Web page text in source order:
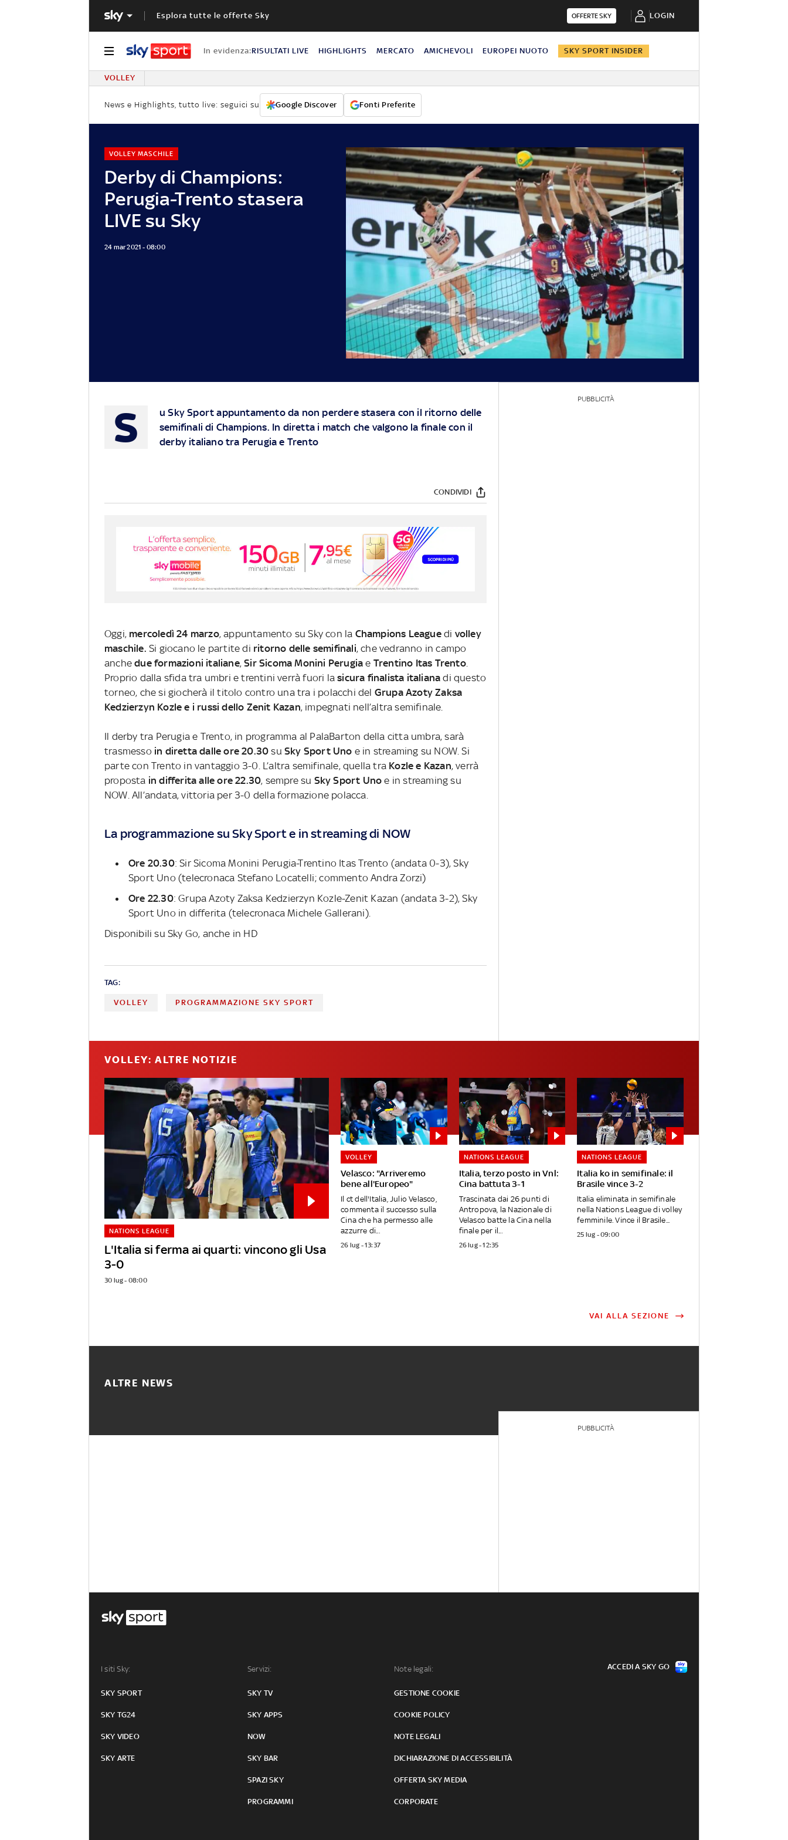
Esplora tutte le offerte Sky OFFERTE SKY LOGIN
In evidenza:RISULTATI LIVE HIGHLIGHTS MERCATO AMICHEVOLI EUROPEI NUOTO SKY SPORT INSIDER
VOLLEY
News e Highlights, tutto live: seguici su Google Discover Fonti Preferite
Derby di Champions:
Perugia-Trento stasera
LIVE su Sky
VOLLEY MASCHILE
24 mar 2021 - 08:00
S
u Sky Sport appuntamento da non perdere stasera con il ritorno delle
semifinali di Champions. In diretta i match che valgono la finale con il
derby italiano tra Perugia e Trento
CONDIVIDI
Oggi, mercoledì 24 marzo, appuntamento su Sky con la Champions Leaguedi volley
maschile. Si giocano le partite di ritorno delle semifinali, che vedranno in campo
anchedue formazioni italiane,Sir Sicoma Monini Perugia e Trentino Itas Trento.
Proprio dalla sfida tra umbri e trentini verrà fuori lasicura finalista italiana di questo
torneo, che si giocherà il titolo contro una tra i polacchi del Grupa Azoty Zaksa
Kedzierzyn Kozle e i russi dello Zenit Kazan, impegnati nell’altra semifinale.
Il derby tra Perugia e Trento, in programma al PalaBarton della citta umbra, sarà
trasmesso in diretta dalle ore 20.30su Sky Sport Uno e in streaming su NOW. Si
parte con Trento in vantaggio 3-0. L’altra semifinale, quella tra Kozle e Kazan, verrà
proposta in differita alle ore 22.30, sempre su Sky Sport Unoe in streaming su
NOW. All’andata, vittoria per 3-0 della formazione polacca.
La programmazione su Sky Sport e in streaming di NOW
Ore 20.30: Sir Sicoma Monini Perugia-Trentino Itas Trento (andata 0-3), Sky
Sport Uno (telecronaca Stefano Locatelli; commento Andra Zorzi)
Ore 22.30: Grupa Azoty Zaksa Kedzierzyn Kozle-Zenit Kazan (andata 3-2), Sky
Sport Uno in differita (telecronaca Michele Gallerani).
Disponibili su Sky Go, anche in HD
TAG:
VOLLEY PROGRAMMAZIONE SKY SPORT
PUBBLICITÀ
VOLLEY: ALTRE NOTIZIE
L'Italia si ferma ai quarti: vincono gli Usa
3-0
NATIONS LEAGUE
30 lug - 08:00
Velasco: "Arriveremo
bene all'Europeo"
VOLLEY
Il ct dell'Italia, Julio Velasco,
commenta il successo sulla
Cina che ha permesso alle
azzurre di...
26 lug - 13:37
Italia, terzo posto in Vnl:
Cina battuta 3-1
NATIONS LEAGUE
Trascinata dai 26 punti di
Antropova, la Nazionale di
Velasco batte la Cina nella
finale per il...
26 lug - 12:35
Italia ko in semifinale: il
Brasile vince 3-2
NATIONS LEAGUE
Italia eliminata in semifinale
nella Nations League di volley
femminile. Vince il Brasile...
25 lug - 09:00
VAI ALLA SEZIONE
ALTRE NEWS
PUBBLICITÀ
I siti Sky:
SKY SPORT
SKY TG24
SKY VIDEO
SKY ARTE
Servizi:
SKY TV
SKY APPS
NOW
SKY BAR
SPAZI SKY
PROGRAMMI
Note legali:
GESTIONE COOKIE
COOKIE POLICY
NOTE LEGALI
DICHIARAZIONE DI ACCESSIBILITÀ
OFFERTA SKY MEDIA
CORPORATE
ACCEDI A SKY GO